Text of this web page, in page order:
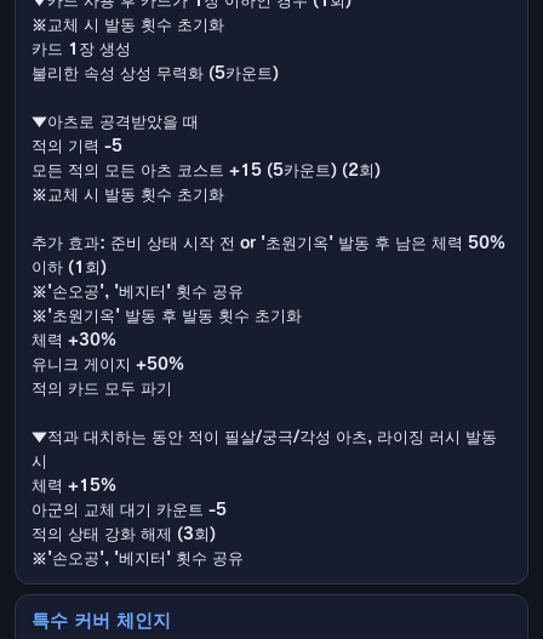
※교체 시 발동 횟수 초기화
카드 1장 생성
불리한 속성 상성 무력화 (5카운트)
▼아츠로 공격받았을 때
적의 기력 -5
모든 적의 모든 아츠 코스트 +15 (5카운트) (2회)
※교체 시 발동 횟수 초기화
추가 효과: 준비 상태 시작 전 or '초원기옥' 발동 후 남은 체력 50%
이하 (1회)
※'손오공', '베지터' 횟수 공유
※'초원기옥' 발동 후 발동 횟수 초기화
체력 +30%
유니크 게이지 +50%
적의 카드 모두 파기
▼적과 대치하는 동안 적이 필살/궁극/각성 아츠, 라이징 러시 발동
시
체력 +15%
아군의 교체 대기 카운트 -5
적의 상태 강화 해제 (3회)
※'손오공', '베지터' 횟수 공유
특수 커버 체인지